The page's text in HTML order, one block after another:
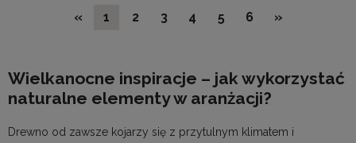
« 1 2 3 4 5 6 »
Wielkanocne inspiracje – jak wykorzystać
naturalne elementy w aranżacji?
Drewno od zawsze kojarzy się z przytulnym klimatem i